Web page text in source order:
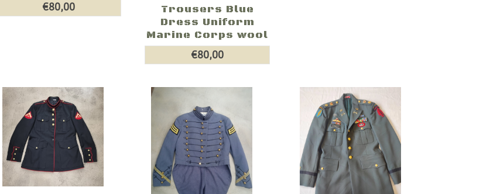
€80,00
Trousers Blue
Dress Uniform
Marine Corps wool
€80,00